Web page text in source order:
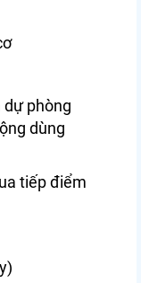
dự phòng
dùng
tiếp điểm